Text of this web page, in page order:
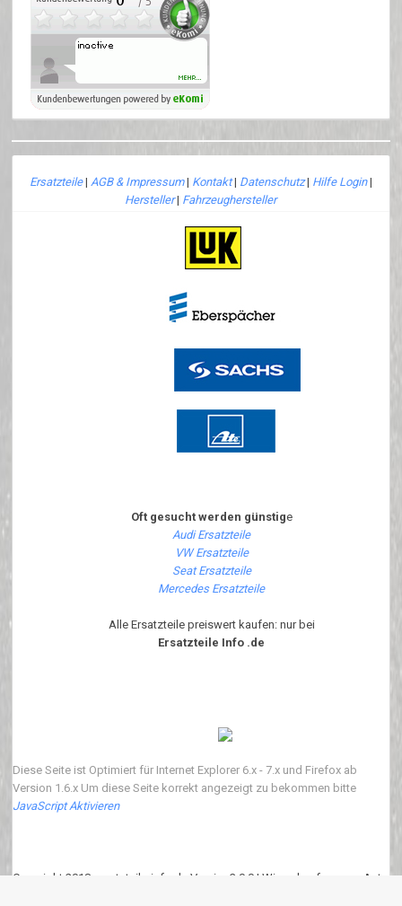
Ersatzteile| AGB & Impressum| Kontakt| Datenschutz| Hilfe Login|
Hersteller| Fahrzeughersteller
Oft gesucht werden günstige
Audi Ersatzteile
VW Ersatzteile
Seat Ersatzteile
Mercedes Ersatzteile
Alle Ersatzteile preiswert kaufen: nur bei
Ersatzteile Info .de
Diese Seite ist Optimiert für Internet Explorer 6.x - 7.x und Firefox ab
Version 1.6.x Um diese Seite korrekt angezeigt zu bekommen bitte
JavaScript Aktivieren
Copyright 2018 ersatzteile-info.de Version3.0.0 | Wir verkaufen neue Auto